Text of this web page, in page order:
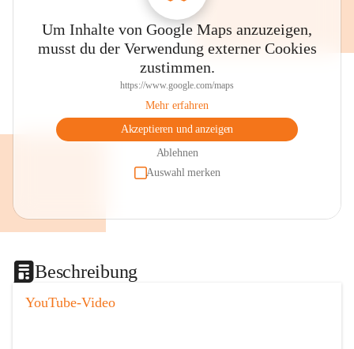
Um Inhalte von Google Maps anzuzeigen,
musst du der Verwendung externer Cookies
zustimmen.
https://www.google.com/maps
Mehr erfahren
Akzeptieren und anzeigen
Ablehnen
Auswahl merken
Beschreibung
YouTube-Video